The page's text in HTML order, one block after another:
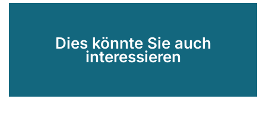
Dies könnte Sie auch
interessieren